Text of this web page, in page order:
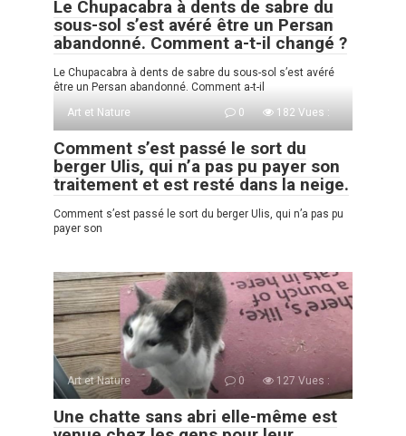
Le Chupacabra à dents de sabre du
sous-sol s’est avéré être un Persan
abandonné. Comment a-t-il changé ?
Le Chupacabra à dents de sabre du sous-sol s’est avéré
être un Persan abandonné. Comment a-t-il
Art et Nature
0 182 Vues :
Comment s’est passé le sort du
berger Ulis, qui n’a pas pu payer son
traitement et est resté dans la neige.
Comment s’est passé le sort du berger Ulis, qui n’a pas pu
payer son
Art et Nature 0 127 Vues :
Une chatte sans abri elle-même est